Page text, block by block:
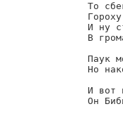
То
И ну
В
Паук
Но
И вот
Он